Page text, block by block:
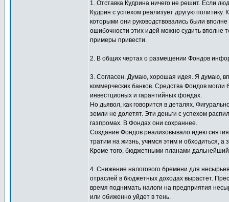
1. Отставка Кудрина ничего не решит. Если
Кудрин с успехом реализует другую
которыми они руководствовались были
ошибочности этих идей можно судить вполне
примеры привести.
2. В общих чертах о размещении Фондов
3. Согласен. Думаю, хорошая идея. Я думаю,
коммерческих банков. Средства Фондов
инвестционых и гарантийных фондах.
Но дьявол, как говорится в деталях.
земли не долетят. Эти деньги с успехом
газпромах. В Фондах они сохраннее.
Создание Фондов реализовывало идею
тратим на жизнь, учимся этим и обходиться,
Кроме того, бюджетными планами
4. Снижение налогового бремени для
отраслей в бюджетных доходах вырастет.
время поднимать налоги на предприятия
или обиженно уйдет в тень.